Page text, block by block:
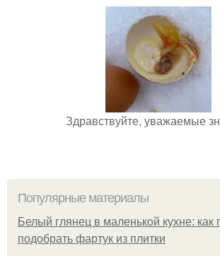
Здравствуйте, уважаемые
Популярные материалы
Белый глянец в маленькой кухне: как
подобрать фартук из плитки